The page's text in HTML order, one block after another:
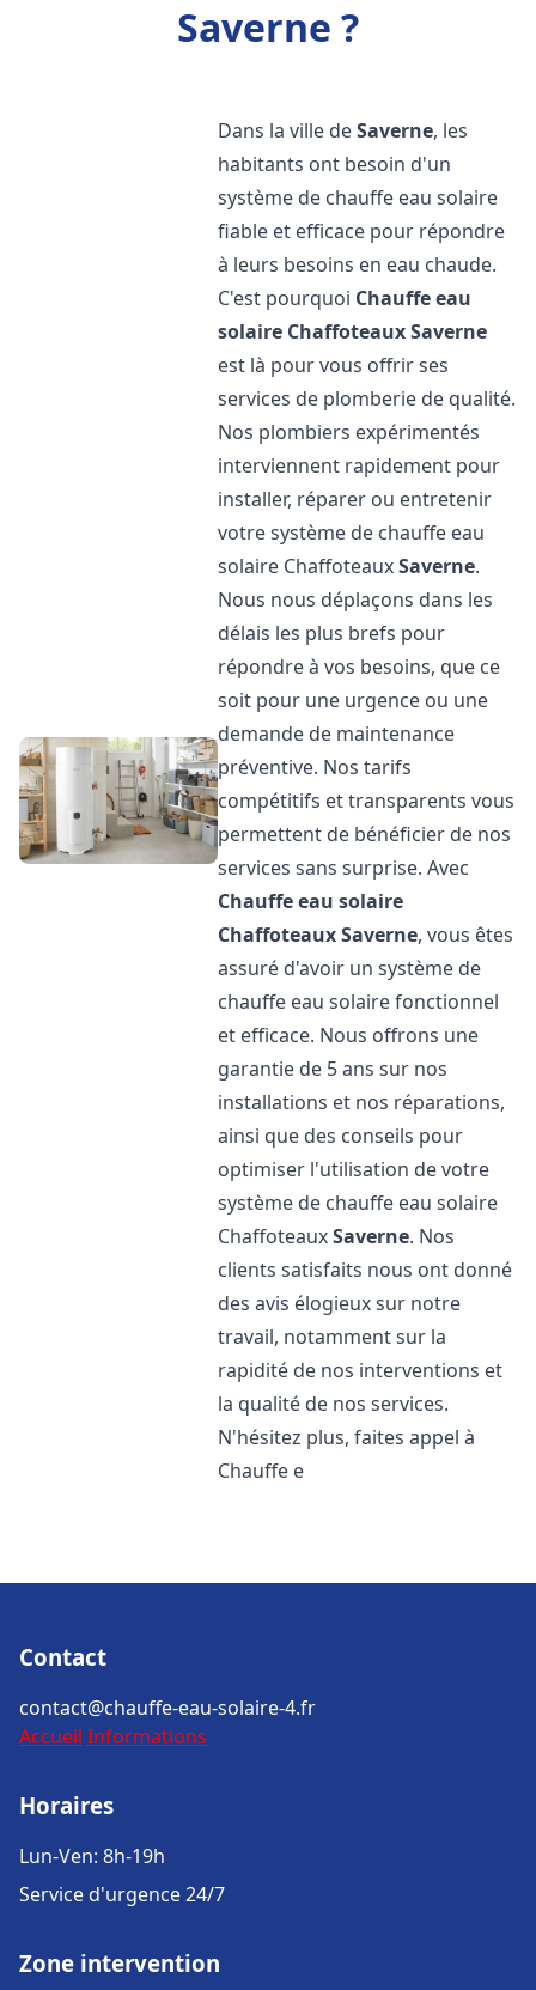
Saverne ?
Dans la ville deSaverne, les
habitants ont besoin d'un
système de chauffe eau solaire
fiable et efficace pour répondre
à leurs besoins en eau chaude.
C'est pourquoi Chauffe eau
solaire ChaffoteauxSaverne
est là pour vous offrir ses
services de plomberie de qualité.
Nos plombiers expérimentés
interviennent rapidement pour
installer, réparer ou entretenir
votre système de chauffe eau
solaire ChaffoteauxSaverne.
Nous nous déplaçons dans les
délais les plus brefs pour
répondre à vos besoins, que ce
soit pour une urgence ou une
demande de maintenance
préventive. Nos tarifs
compétitifs et transparents vous
permettent de bénéficier de nos
services sans surprise. Avec
Chauffe eau solaire
ChaffoteauxSaverne, vous êtes
assuré d'avoir un système de
chauffe eau solaire fonctionnel
et efficace. Nous offrons une
garantie de 5 ans sur nos
installations et nos réparations,
ainsi que des conseils pour
optimiser l'utilisation de votre
système de chauffe eau solaire
ChaffoteauxSaverne. Nos
clients satisfaits nous ont donné
des avis élogieux sur notre
travail, notamment sur la
rapidité de nos interventions et
la qualité de nos services.
N'hésitez plus, faites appel à
Chauffe e
Contact
contact@chauffe-eau-solaire-4.fr
Accueil Informations
Horaires
Lun-Ven: 8h-19h
Service d'urgence 24/7
Zone intervention